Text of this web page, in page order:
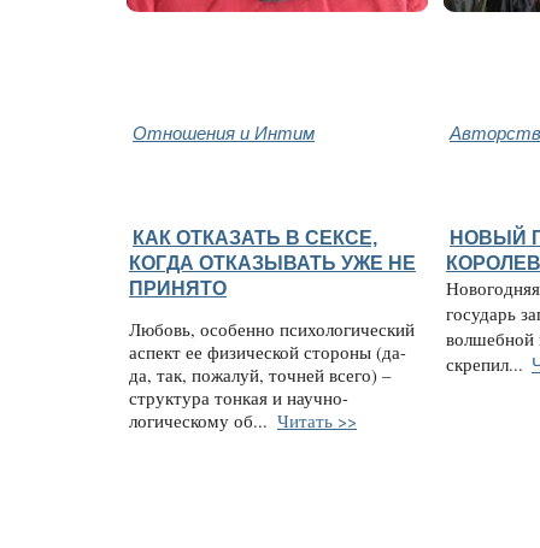
Отношения и Интим
КАК ОТКАЗАТЬ В СЕКСЕ,
КОГДА ОТКАЗЫВАТЬ УЖЕ НЕ
ПРИНЯТО
Любовь, особенно психологический
аспект ее физической стороны (да-
да, так, пожалуй, точней всего) –
структура тонкая и научно-
логическому об... Читать >>
НОВЫЙ
государь
волшебной
скрепил...